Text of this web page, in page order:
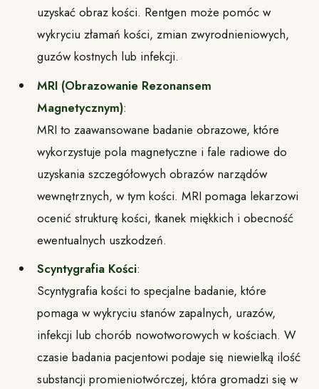
uzyskać obraz kości. Rentgen może pomóc w
wykryciu złamań kości, zmian zwyrodnieniowych,
guzów kostnych lub infekcji.
MRI (Obrazowanie Rezonansem
Magnetycznym):
MRI to zaawansowane badanie obrazowe, które
wykorzystuje pola magnetyczne i fale radiowe do
uzyskania szczegółowych obrazów narządów
wewnętrznych, w tym kości. MRI pomaga lekarzowi
ocenić strukturę kości, tkanek miękkich i obecność
ewentualnych uszkodzeń.
Scyntygrafia Kości:
Scyntygrafia kości to specjalne badanie, które
pomaga w wykryciu stanów zapalnych, urazów,
infekcji lub chorób nowotworowych w kościach. W
czasie badania pacjentowi podaje się niewielką ilość
substancji promieniotwórczej, która gromadzi się w